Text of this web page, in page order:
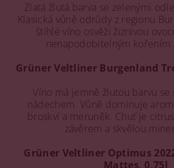
Zlatá žlutá barva se zelenými
Klasická vůně odrůdy z regionu
štíhlé víno osvěží žiznivou
nenapodobitelným kořením
Grüner Veltliner Burgenland
Víno má jemně žlutou barvu se
nádechem. Vůně dominuje
broskví a meruněk. Chuť je
závěrem a skvělou
Grüner Veltliner Optimus
Mattes, 0,75l